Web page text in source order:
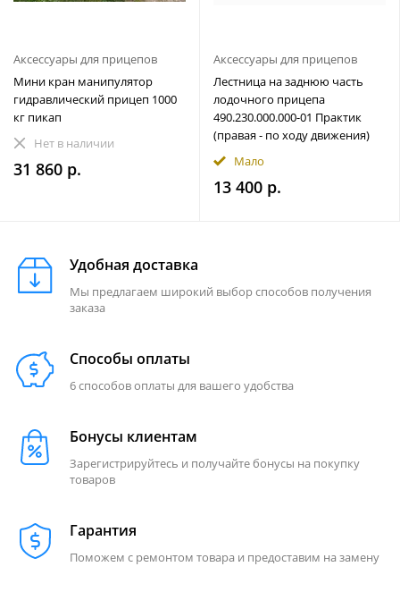
Аксессуары для прицепов
Мини кран манипулятор
гидравлический прицеп 1000
кг пикап
Нет в наличии
31 860 р.
Аксессуары для прицепов
Лестница на заднюю часть
лодочного прицепа
490.230.000.000-01 Практик
(правая - по ходу движения)
Мало
13 400 р.
Удобная доставка
Мы предлагаем широкий выбор способов получения
заказа
Способы оплаты
6 способов оплаты для вашего удобства
Бонусы клиентам
Зарегистрируйтесь и получайте бонусы на покупку
товаров
Гарантия
Поможем с ремонтом товара и предоставим на замену